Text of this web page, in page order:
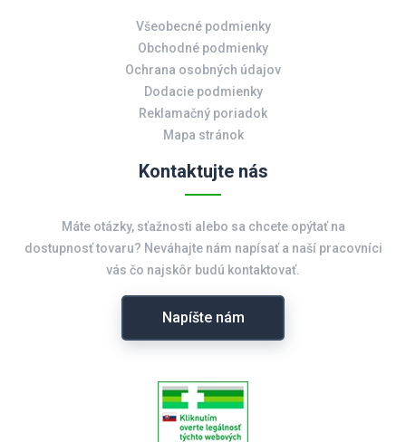
Všeobecné podmienky
Obchodné podmienky
Ochrana osobných údajov
Dodacie podmienky
Reklamačný poriadok
Mapa stránok
Kontaktujte nás
Máte otázky, sťažnosti alebo sa chcete opýtať na
dostupnosť tovaru? Neváhajte nám napísať a naší pracovníci
vás čo najskôr budú kontaktovať.
Napíšte nám